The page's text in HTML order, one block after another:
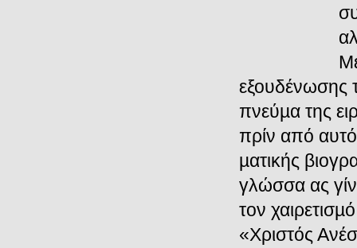
εξουδένωσης
πνεύµα της
πρίν από
µατικής
γλώσσα ας
τον
«Χριστός